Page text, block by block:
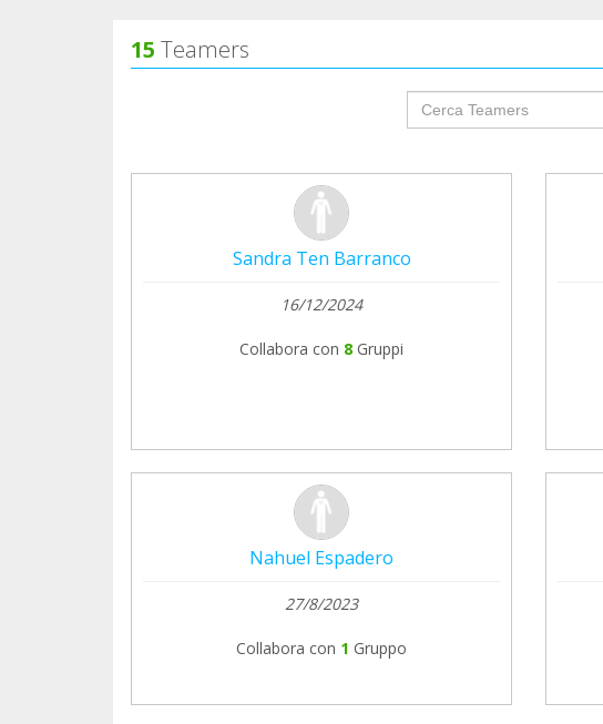
15 Teamers
Sandra Ten Barranco
16/12/2024
Collabora con 8 Gruppi
Nahuel Espadero
27/8/2023
Collabora con 1 Gruppo